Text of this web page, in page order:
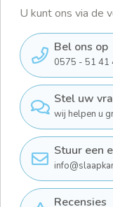
U kunt ons via de
Bel ons op
0575 - 51 41
Stel uw
wij helpen u
Stuur een
Recensies